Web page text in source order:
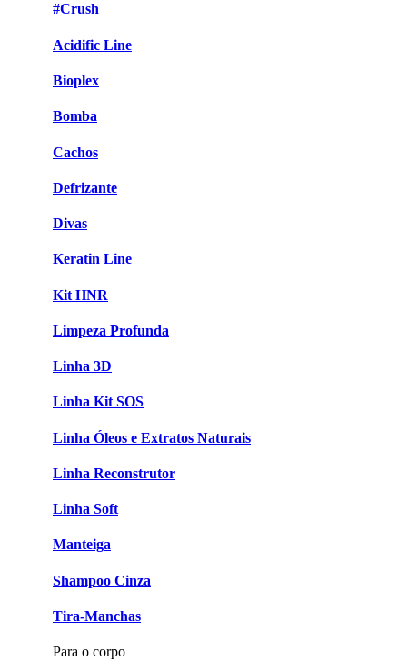
#Crush
Acidific Line
Bioplex
Bomba
Cachos
Defrizante
Divas
Keratin Line
Kit HNR
Limpeza Profunda
Linha 3D
Linha Kit SOS
Linha Óleos e Extratos Naturais
Linha Reconstrutor
Linha Soft
Manteiga
Shampoo Cinza
Tira-Manchas
Para o corpo